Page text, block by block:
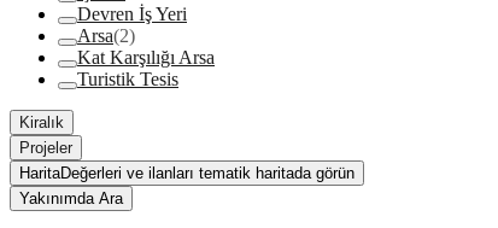
Devren İş Yeri
Arsa(2)
Kat Karşılığı Arsa
Turistik Tesis
Kiralık
Projeler
HaritaDeğerleri ve ilanları tematik haritada görün
Yakınımda Ara